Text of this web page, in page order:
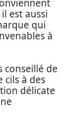
est aussi
qui
à
conseillé de
cils à des
délicate